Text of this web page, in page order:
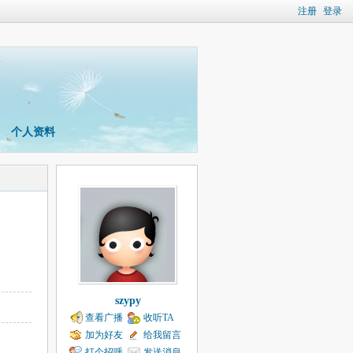
注册 登录
个人资料
szypy
查看广播
收听TA
加为好友
给我留言